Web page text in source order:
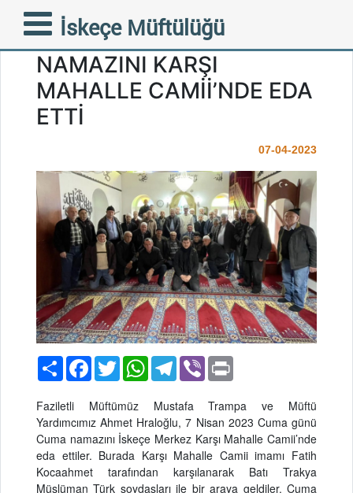
İskeçe Müftülüğü
FAZİLETLİ MÜFTÜMÜZ
MUSTAFA TRAMPA CUMA
NAMAZINI KARŞI
MAHALLE CAMİİ’NDE EDA
ETTİ
07-04-2023
PaylaşFacebook
TwitterWhatsAppTelegram
Viber
Faziletli Müftümüz Mustafa Trampa ve Müftü
Yardımcımız Ahmet Hraloğlu, 7 Nisan 2023 Cuma günü
Cuma namazını İskeçe Merkez Karşı Mahalle Camii’nde
eda ettiler. Burada Karşı Mahalle Camii imamı Fatih
Kocaahmet tarafından karşılanarak Batı Trakya
Müslüman Türk soydaşları ile bir araya geldiler. Cuma